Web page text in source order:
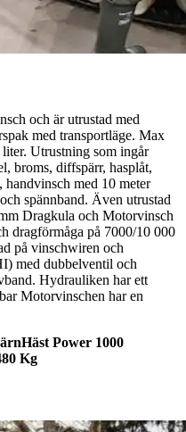
och är utrustad med
med transportläge. Max
Utrustning som ingår
broms, diffspärr, hasplåt,
med 10 meter
spännband. Även utrustad
Dragkula och Motorvinsch
dragförmåga på 7000/10 000
på vinschwiren och
med dubbelventil och
Hydrauliken har ett
Motorvinschen har en
Power 1000
Kg